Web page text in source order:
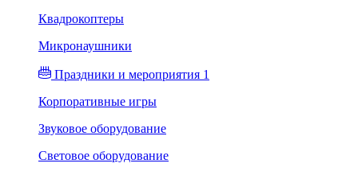
Квадрокоптеры
Микронаушники
Праздники и мероприятия 1
Корпоративные игры
Звуковое оборудование
Световое оборудование